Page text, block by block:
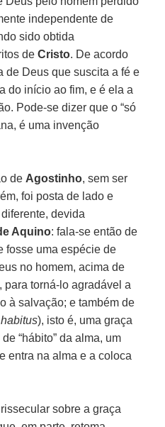
independente de
sido obtida
deCristo. De acordo
de Deus que suscita a fé e
do início ao fim, e é ela a
Pode-se dizer que o “só
é uma invenção
de Agostinho, sem ser
foi posta de lado e
devida
Aquino: fala-se então de
fosse uma espécie de
no homem, acima de
para torná-lo agradável a
à salvação; e também de
habitus), isto é, uma graça
“hábito” da alma, um
entra na alma e a coloca
sobre a graça